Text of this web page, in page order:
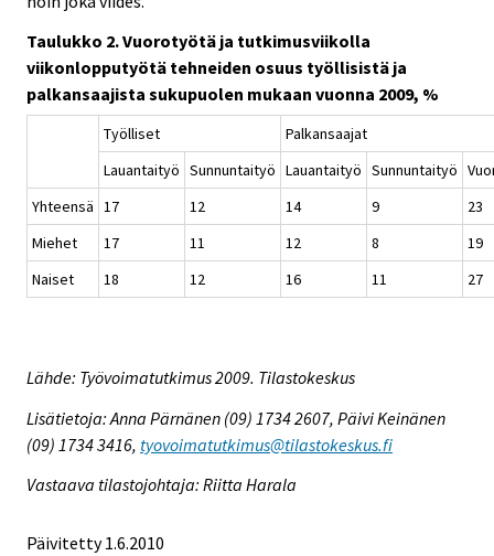
Taulukko 2. Vuorotyötä ja tutkimusviikolla
viikonlopputyötä tehneiden osuus työllisistä ja
palkansaajista sukupuolen mukaan vuonna 2009, %
Työlliset
Palkansaajat
Lauantaityö Sunnuntaityö Lauantaityö Sunnuntaityö
Yhteensä 17 12 14 9
23
Miehet
17 11 12 8
19
Naiset
18 12 16 11 27
Lähde: Työvoimatutkimus 2009. Tilastokeskus
Lisätietoja: Anna Pärnänen (09) 1734 2607, Päivi Keinänen
(09) 1734 3416, tyovoimatutkimus@tilastokeskus.fi
Vastaava tilastojohtaja: Riitta Harala
Päivitetty 1.6.2010